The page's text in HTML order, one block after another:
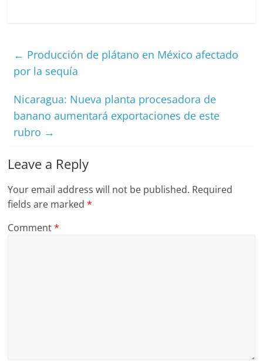
← Producción de plátano en México afectado
por la sequía
Nicaragua: Nueva planta procesadora de
banano aumentará exportaciones de este
rubro →
Leave a Reply
Your email address will not be published. Required
fields are marked*
Comment*